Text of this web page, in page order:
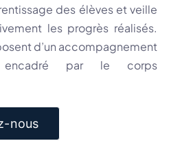
des élèves et veille
les progrès réalisés.
d’un accompagnement
encadré par le corps
nous